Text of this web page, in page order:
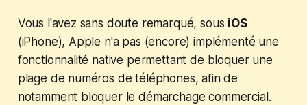
Vous l'avez sans doute remarqué, sous iOS
(iPhone), Apple n'a pas (encore) implémenté une
fonctionnalité native permettant de bloquer une
plage de numéros de téléphones, afin de
notamment bloquer le démarchage commercial.